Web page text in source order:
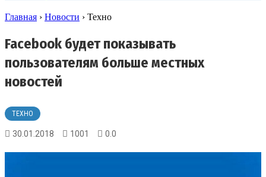
Главная › Новости › Техно
Facebook будет показывать
пользователям больше местных
новостей
ТЕХНО
30.01.2018 1001 0.0